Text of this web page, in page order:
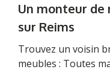
Un monteur de
sur Reims
Trouvez un voisin
meubles : Toutes